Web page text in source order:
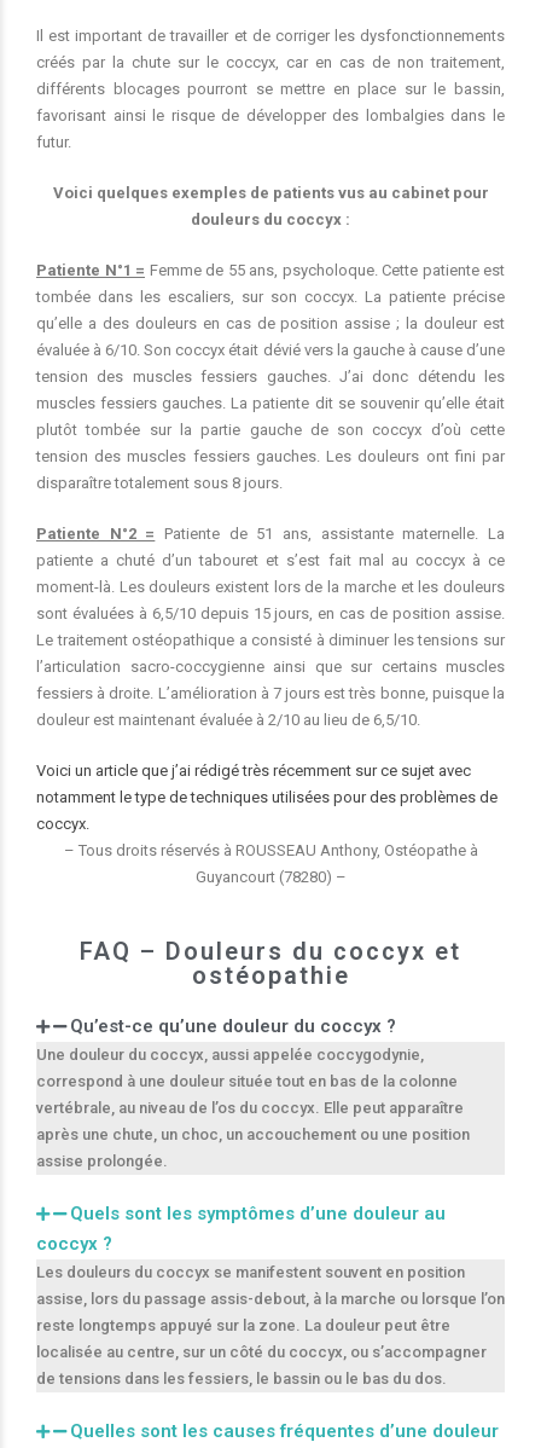
Il est important de travailler et de corriger les dysfonctionnements
créés par la chute sur le coccyx, car en cas de non traitement,
différents blocages pourront se mettre en place sur le bassin,
favorisant ainsi le risque de développer des lombalgies dans le
futur.
Voici quelques exemples de patients vus au cabinet pour
douleurs du coccyx :
Patiente N°1 = Femme de 55 ans, psycholoque. Cette patiente est
tombée dans les escaliers, sur son coccyx. La patiente précise
qu’elle a des douleurs en cas de position assise ; la douleur est
évaluée à 6/10. Son coccyx était dévié vers la gauche à cause d’une
tension des muscles fessiers gauches. J’ai donc détendu les
muscles fessiers gauches. La patiente dit se souvenir qu’elle était
plutôt tombée sur la partie gauche de son coccyx d’où cette
tension des muscles fessiers gauches. Les douleurs ont fini par
disparaître totalement sous 8 jours.
Patiente N°2 = Patiente de 51 ans, assistante maternelle. La
patiente a chuté d’un tabouret et s’est fait mal au coccyx à ce
moment-là. Les douleurs existent lors de la marche et les douleurs
sont évaluées à 6,5/10 depuis 15 jours, en cas de position assise.
Le traitement ostéopathique a consisté à diminuer les tensions sur
l’articulation sacro-coccygienne ainsi que sur certains muscles
fessiers à droite. L’amélioration à 7 jours est très bonne, puisque la
douleur est maintenant évaluée à 2/10 au lieu de 6,5/10.
Voici un article que j’ai rédigé très récemment sur ce sujet avec
notamment le type de techniques utilisées pour des problèmes de
coccyx.
– Tous droits réservés à ROUSSEAU Anthony, Ostéopathe à
Guyancourt (78280) –
FAQ – Douleurs du coccyx et
ostéopathie
Qu’est-ce qu’une douleur du coccyx ?
Une douleur du coccyx, aussi appelée coccygodynie,
correspond à une douleur située tout en bas de la colonne
vertébrale, au niveau de l’os du coccyx. Elle peut apparaître
après une chute, un choc, un accouchement ou une position
assise prolongée.
Quels sont les symptômes d’une douleur au
coccyx ?
Les douleurs du coccyx se manifestent souvent en position
assise, lors du passage assis-debout, à la marche ou lorsque l’on
reste longtemps appuyé sur la zone. La douleur peut être
localisée au centre, sur un côté du coccyx, ou s’accompagner
de tensions dans les fessiers, le bassin ou le bas du dos.
Quelles sont les causes fréquentes d’une douleur